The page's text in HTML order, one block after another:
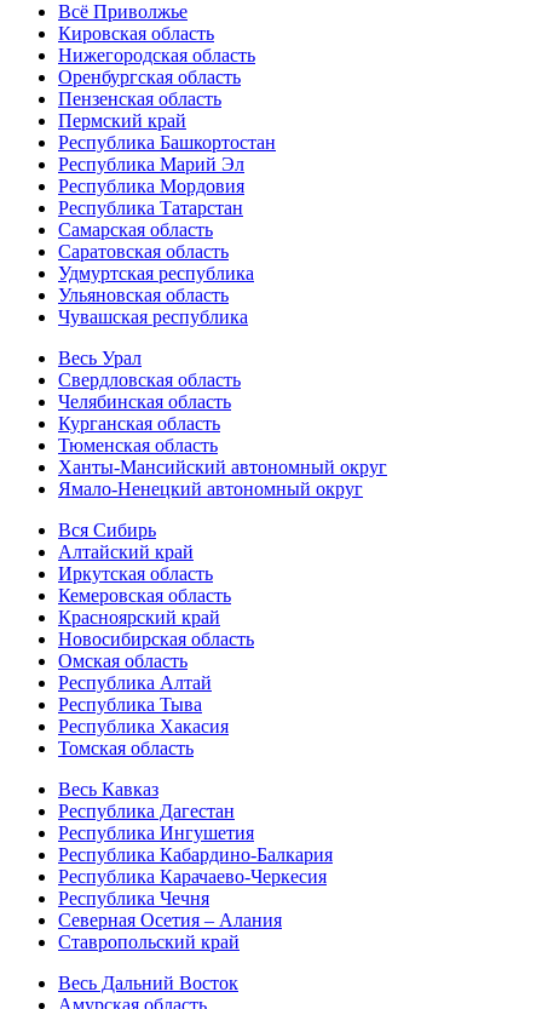
Всё Приволжье
Кировская область
Нижегородская область
Оренбургская область
Пензенская область
Пермский край
Республика Башкортостан
Республика Марий Эл
Республика Мордовия
Республика Татарстан
Самарская область
Саратовская область
Удмуртская республика
Ульяновская область
Чувашская республика
Весь Урал
Свердловская область
Челябинская область
Курганская область
Тюменская область
Ханты-Мансийский автономный округ
Ямало-Ненецкий автономный округ
Вся Сибирь
Алтайский край
Иркутская область
Кемеровская область
Красноярский край
Новосибирская область
Омская область
Республика Алтай
Республика Тыва
Республика Хакасия
Томская область
Весь Кавказ
Республика Дагестан
Республика Ингушетия
Республика Кабардино-Балкария
Республика Карачаево-Черкесия
Республика Чечня
Северная Осетия – Алания
Ставропольский край
Весь Дальний Восток
Амурская область